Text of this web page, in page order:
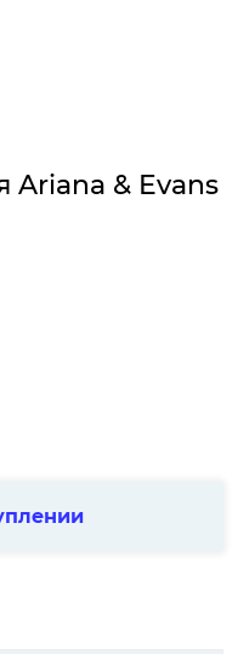
Ariana & Evans